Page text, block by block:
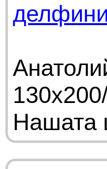
Нашата